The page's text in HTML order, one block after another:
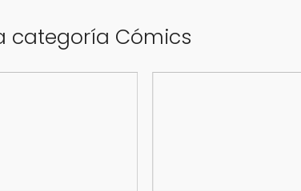
categoría Cómics